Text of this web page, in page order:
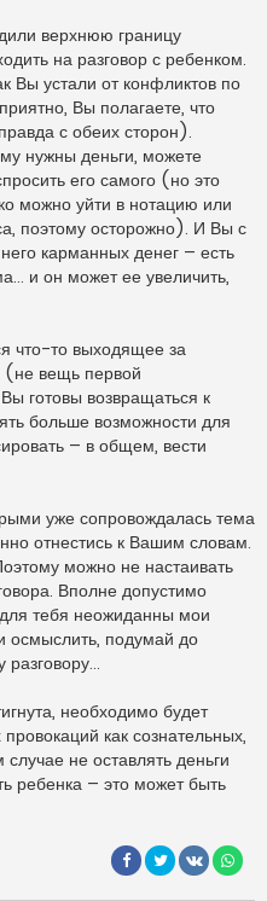
верхнюю границу
на разговор с ребенком.
Вы устали от конфликтов по
Вы полагаете, что
с обеих сторон).
нужны деньги, можете
его самого (но это
можно уйти в нотацию или
поэтому осторожно). И Вы с
карманных денег – есть
и он может ее увеличить,
что-то выходящее за
(не вещь первой
готовы возвращаться к
больше возможности для
– в общем, вести
уже сопровождалась тема
отнестись к Вашим словам.
можно не настаивать
Вполне допустимо
тебя неожиданны мои
осмыслить, подумай до
необходимо будет
как сознательных,
не оставлять деньги
ребенка – это может быть